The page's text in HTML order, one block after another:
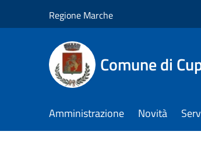
Regione Marche
Comune di
Amministrazione Novità